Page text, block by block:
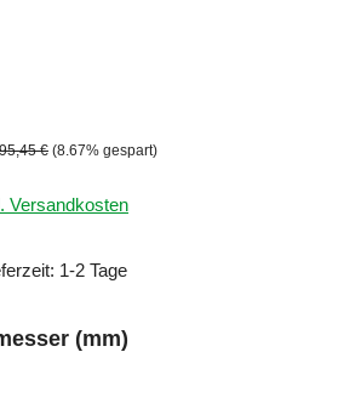
Preis:
€ (8.67% gespart)
Versandkosten
1-2 Tage
(mm)